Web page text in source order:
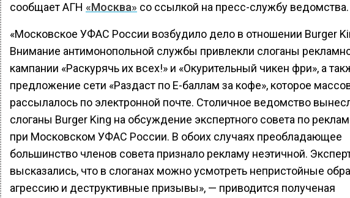
сообщает АГН «Москва» со ссылкой на пресс-службу ведомства.
«Московское УФАС России возбудило дело в отношении Burger
Внимание антимонопольной службы привлекли слоганы
кампании «Раскурячь их всех!» и «Окурительный чикен фри», а
предложение сети «Раздаст по Е-баллам за кофе», которое
рассылалось по электронной почте. Столичное ведомство
слоганы Burger King на обсуждение экспертного совета по
при Московском УФАС России. В обоих случаях преобладающее
большинство членов совета признало рекламу неэтичной.
высказались, что в слоганах можно усмотреть непристойные
агрессию и деструктивные призывы», — приводится полученая